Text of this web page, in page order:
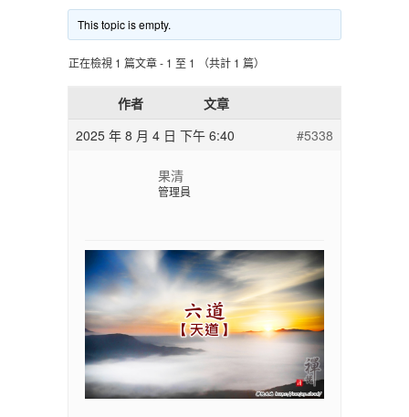
This topic is empty.
正在檢視 1 篇文章 - 1 至 1 （共計 1 篇）
作者
文章
2025 年 8 月 4 日 下午 6:40
#5338
果清
管理員